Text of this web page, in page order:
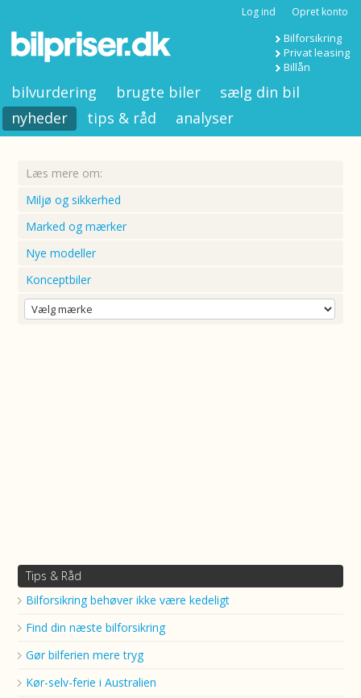
Log ind Opret konto
Bilforsikring
Privat leasing
Billån
bilvurdering brugte biler
sælg din bil
nyheder
tips & råd analyser
Læs mere om:
Miljø og sikkerhed
Marked og mærker
Nye modeller
Konceptbiler
Tips & Råd
Bilforsikring behøver ikke være kedeligt
Find din næste bilforsikring
Gør bilferien mere tryg
Kør-selv-ferie i Australien